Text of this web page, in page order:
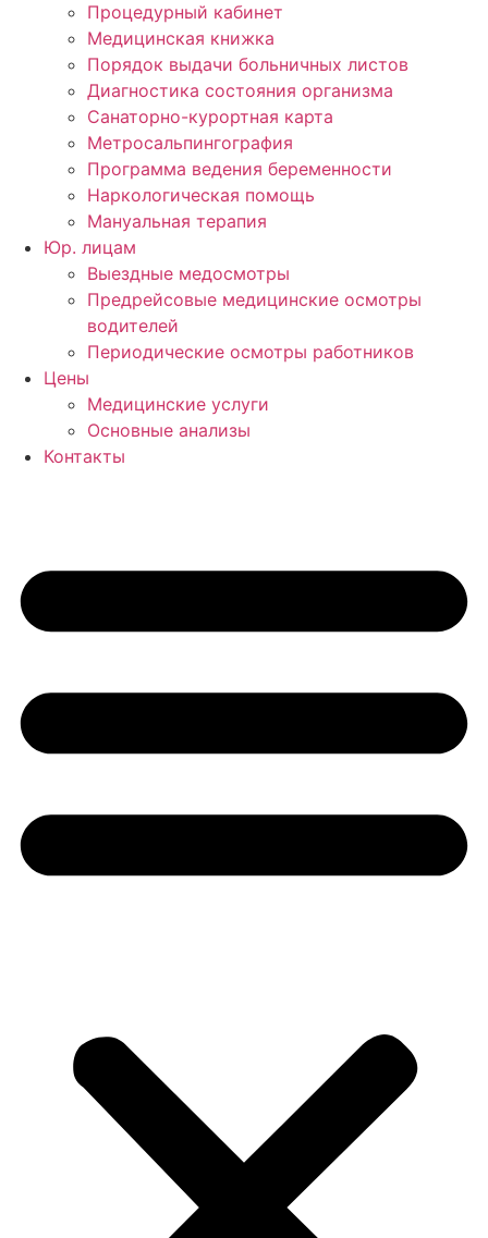
Процедурный кабинет
Медицинская книжка
Порядок выдачи больничных листов
Диагностика состояния организма
Санаторно-курортная карта
Метросальпингография
Программа ведения беременности
Наркологическая помощь
Мануальная терапия
Юр. лицам
Выездные медосмотры
Предрейсовые медицинские осмотры
водителей
Периодические осмотры работников
Цены
Медицинские услуги
Основные анализы
Контакты